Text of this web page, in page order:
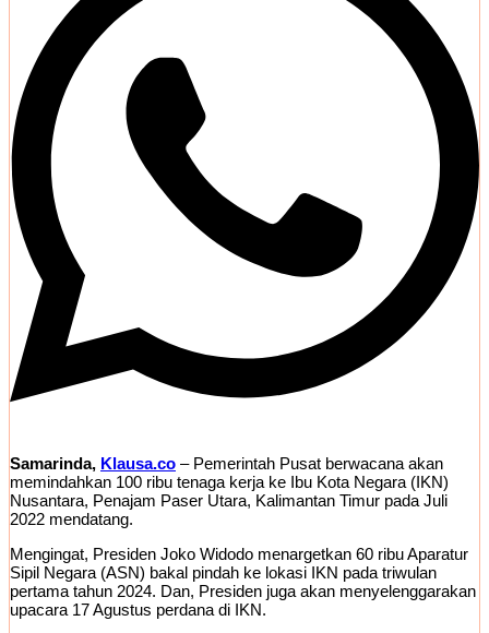
Samarinda, Klausa.co – Pemerintah Pusat berwacana akan
memindahkan 100 ribu tenaga kerja ke Ibu Kota Negara (IKN)
Nusantara, Penajam Paser Utara, Kalimantan Timur pada Juli
2022 mendatang.
Mengingat, Presiden Joko Widodo menargetkan 60 ribu Aparatur
Sipil Negara (ASN) bakal pindah ke lokasi IKN pada triwulan
pertama tahun 2024. Dan, Presiden juga akan menyelenggarakan
upacara 17 Agustus perdana di IKN.